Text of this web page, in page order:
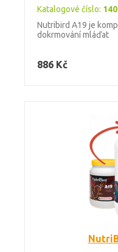
Katalogové číslo:
Nutribird A19 je
dokrmování mláďat
886 Kč